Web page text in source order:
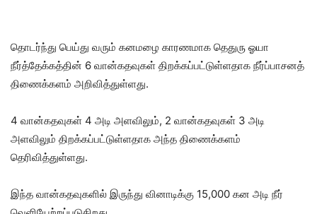
தொடர்ந்து பெய்து வரும் கனமழை காரணமாக தெதுரு ஓயா
நீர்த்தேக்கத்தின் 6 வான்கதவுகள் திறக்கப்பட்டுள்ளதாக நீர்ப்பாசனத்
திணைக்களம் அறிவித்துள்ளது.
4 வான்கதவுகள் 4 அடி அளவிலும், 2 வான்கதவுகள் 3 அடி
அளவிலும் திறக்கப்பட்டுள்ளதாக அந்த திணைக்களம்
தெரிவித்துள்ளது.
இந்த வான்கதவுகளில் இருந்து வினாடிக்கு 15,000 கன அடி நீர்